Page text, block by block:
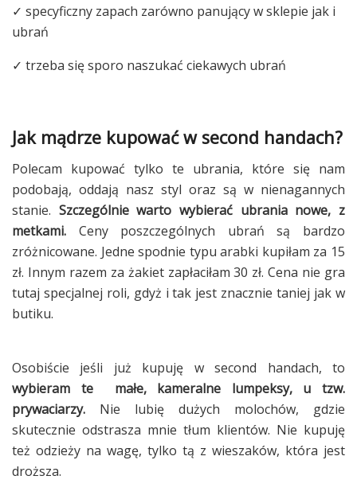
✓ specyficzny zapach zarówno panujący w sklepie jak i
ubrań
✓ trzeba się sporo naszukać ciekawych ubrań
Jak mądrze kupować w second handach?
Polecam kupować tylko te ubrania, które się nam
podobają, oddają nasz styl oraz są w nienagannych
stanie. Szczególnie warto wybierać ubrania nowe, z
metkami. Ceny poszczególnych ubrań są bardzo
zróżnicowane. Jedne spodnie typu arabki kupiłam za 15
zł. Innym razem za żakiet zapłaciłam 30 zł. Cena nie gra
tutaj specjalnej roli, gdyż i tak jest znacznie taniej jak w
butiku.
Osobiście jeśli już kupuję w second handach, to
wybieram te małe, kameralne lumpeksy, u tzw.
prywaciarzy. Nie lubię dużych molochów, gdzie
skutecznie odstrasza mnie tłum klientów. Nie kupuję
też odzieży na wagę, tylko tą z wieszaków, która jest
droższa.